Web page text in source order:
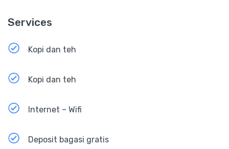
Services
Kopi dan teh
Kopi dan teh
Internet – Wifi
Deposit bagasi gratis